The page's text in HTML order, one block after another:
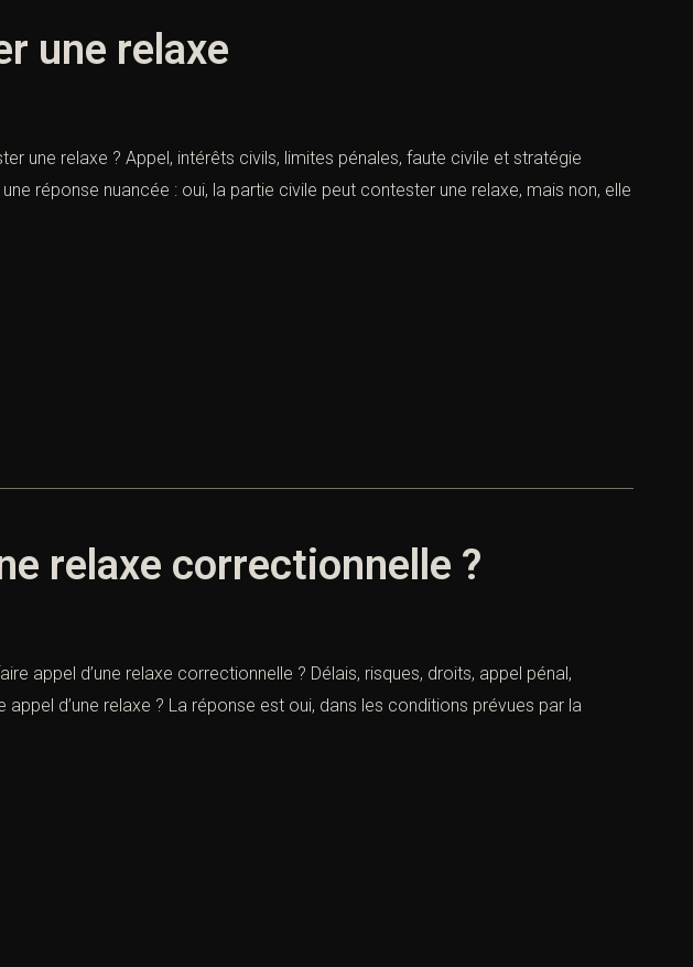
une relaxe
une relaxe ? Appel, intérêts civils, limites pénales, faute civile et stratégie
réponse nuancée : oui, la partie civile peut contester une relaxe, mais non, elle
relaxe correctionnelle ?
appel d’une relaxe correctionnelle ? Délais, risques, droits, appel pénal,
d’une relaxe ? La réponse est oui, dans les conditions prévues par la